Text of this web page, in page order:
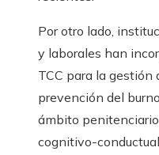
Por otro lado,
y laborales han
TCC para la gestión
prevención del
ámbito
cognitivo-